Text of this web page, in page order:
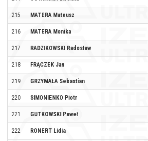
215 MATERA Mateusz
216 MATERA Monika
217 RADZIKOWSKI Radosław
218 FRĄCZEK Jan
219 GRZYMAŁA Sebastian
220 SIMONIENKO Piotr
221 GUTKOWSKI Paweł
222 RONERT Lidia